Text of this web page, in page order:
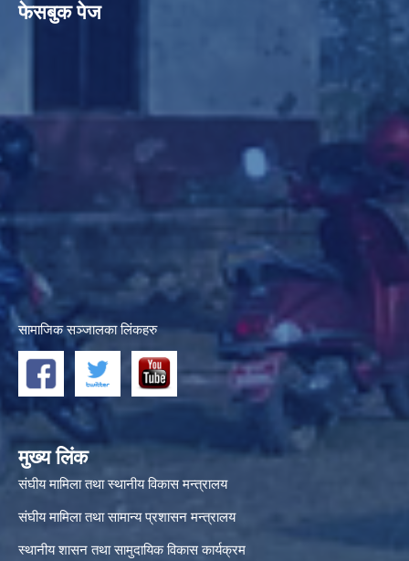
फेसबुक पेज
सामाजिक सञ्जालका लिंकहरु
मुख्य लिंक
संघीय मामिला तथा स्थानीय विकास मन्त्रालय
संघीय मामिला तथा सामान्य प्रशासन मन्त्रालय
स्थानीय शासन तथा सामुदायिक विकास कार्यक्रम